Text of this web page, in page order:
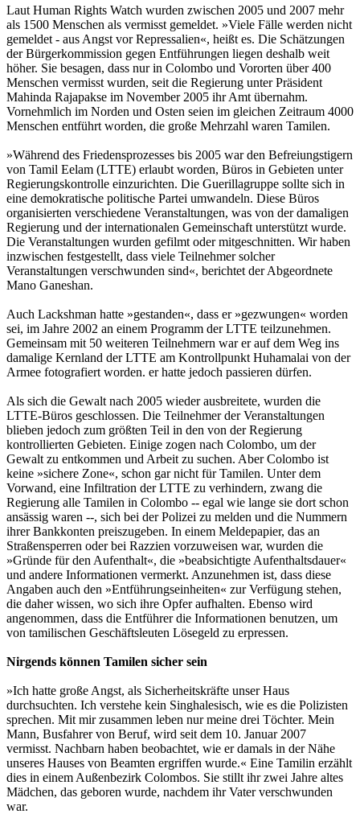
Laut Human Rights Watch wurden zwischen 2005 und 2007 mehr
als 1500 Menschen als vermisst gemeldet. »Viele Fälle werden nicht
gemeldet - aus Angst vor Repressalien«, heißt es. Die Schätzungen
der Bürgerkommission gegen Entführungen liegen deshalb weit
höher. Sie besagen, dass nur in Colombo und Vororten über 400
Menschen vermisst wurden, seit die Regierung unter Präsident
Mahinda Rajapakse im November 2005 ihr Amt übernahm.
Vornehmlich im Norden und Osten seien im gleichen Zeitraum 4000
Menschen entführt worden, die große Mehrzahl waren Tamilen.
»Während des Friedensprozesses bis 2005 war den Befreiungstigern
von Tamil Eelam (LTTE) erlaubt worden, Büros in Gebieten unter
Regierungskontrolle einzurichten. Die Guerillagruppe sollte sich in
eine demokratische politische Partei umwandeln. Diese Büros
organisierten verschiedene Veranstaltungen, was von der damaligen
Regierung und der internationalen Gemeinschaft unterstützt wurde.
Die Veranstaltungen wurden gefilmt oder mitgeschnitten. Wir haben
inzwischen festgestellt, dass viele Teilnehmer solcher
Veranstaltungen verschwunden sind«, berichtet der Abgeordnete
Mano Ganeshan.
Auch Lackshman hatte »gestanden«, dass er »gezwungen« worden
sei, im Jahre 2002 an einem Programm der LTTE teilzunehmen.
Gemeinsam mit 50 weiteren Teilnehmern war er auf dem Weg ins
damalige Kernland der LTTE am Kontrollpunkt Huhamalai von der
Armee fotografiert worden. er hatte jedoch passieren dürfen.
Als sich die Gewalt nach 2005 wieder ausbreitete, wurden die
LTTE-Büros geschlossen. Die Teilnehmer der Veranstaltungen
blieben jedoch zum größten Teil in den von der Regierung
kontrollierten Gebieten. Einige zogen nach Colombo, um der
Gewalt zu entkommen und Arbeit zu suchen. Aber Colombo ist
keine »sichere Zone«, schon gar nicht für Tamilen. Unter dem
Vorwand, eine Infiltration der LTTE zu verhindern, zwang die
Regierung alle Tamilen in Colombo -- egal wie lange sie dort schon
ansässig waren --, sich bei der Polizei zu melden und die Nummern
ihrer Bankkonten preiszugeben. In einem Meldepapier, das an
Straßensperren oder bei Razzien vorzuweisen war, wurden die
»Gründe für den Aufenthalt«, die »beabsichtigte Aufenthaltsdauer«
und andere Informationen vermerkt. Anzunehmen ist, dass diese
Angaben auch den »Entführungseinheiten« zur Verfügung stehen,
die daher wissen, wo sich ihre Opfer aufhalten. Ebenso wird
angenommen, dass die Entführer die Informationen benutzen, um
von tamilischen Geschäftsleuten Lösegeld zu erpressen.
Nirgends können Tamilen sicher sein
»Ich hatte große Angst, als Sicherheitskräfte unser Haus
durchsuchten. Ich verstehe kein Singhalesisch, wie es die Polizisten
sprechen. Mit mir zusammen leben nur meine drei Töchter. Mein
Mann, Busfahrer von Beruf, wird seit dem 10. Januar 2007
vermisst. Nachbarn haben beobachtet, wie er damals in der Nähe
unseres Hauses von Beamten ergriffen wurde.« Eine Tamilin erzählt
dies in einem Außenbezirk Colombos. Sie stillt ihr zwei Jahre altes
Mädchen, das geboren wurde, nachdem ihr Vater verschwunden
war.